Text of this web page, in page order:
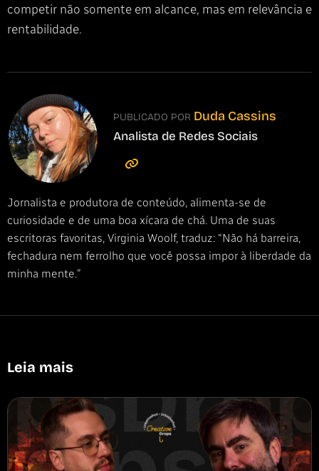
competir não somente em alcance, mas em relevância e
rentabilidade.
PUBLICADO POR Duda Cassins
Analista de Redes Sociais
Jornalista e produtora de conteúdo, alimenta-se de
curiosidade e de uma boa xícara de chá. Uma de suas
escritoras favoritas, Virginia Woolf, traduz: “Não há barreira,
fechadura nem ferrolho que você possa impor à liberdade da
minha mente.”
Leia mais